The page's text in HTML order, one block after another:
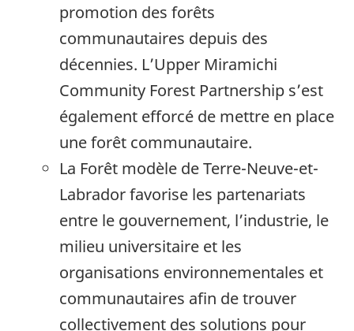
promotion des forêts
communautaires depuis des
décennies. L’Upper Miramichi
Community Forest Partnership s’est
également efforcé de mettre en place
une forêt communautaire.
La Forêt modèle de Terre-Neuve-et-
Labrador favorise les partenariats
entre le gouvernement, l’industrie, le
milieu universitaire et les
organisations environnementales et
communautaires afin de trouver
collectivement des solutions pour